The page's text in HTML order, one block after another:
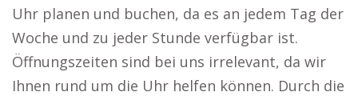
Uhr planen und buchen, da es an jedem Tag der
Woche und zu jeder Stunde verfügbar ist.
Öffnungszeiten sind bei uns irrelevant, da wir
Ihnen rund um die Uhr helfen können. Durch die